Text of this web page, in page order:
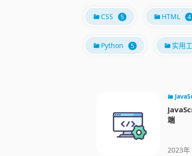
CSS 5 HTML 4
Python 5 实用
端
2023年